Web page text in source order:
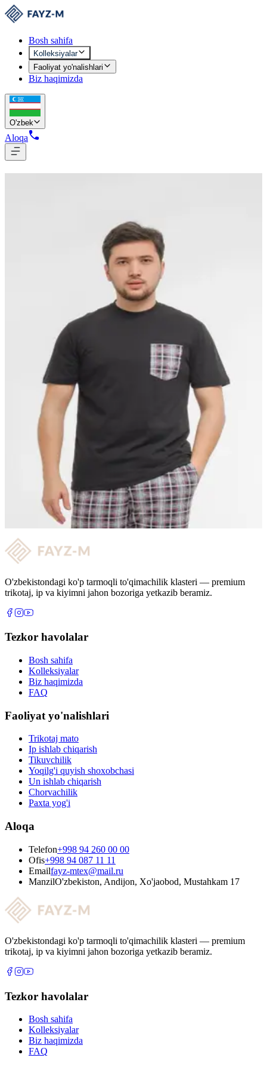
Bosh sahifa
Kolleksiyalar
Faoliyat yo'nalishlari
Biz haqimizda
O'zbek
Aloqa
O'zbekistondagi ko'p tarmoqli to'qimachilik klasteri — premium
trikotaj, ip va kiyimni jahon bozoriga yetkazib beramiz.
Tezkor havolalar
Bosh sahifa
Kolleksiyalar
Biz haqimizda
FAQ
Faoliyat yo'nalishlari
Trikotaj mato
Ip ishlab chiqarish
Tikuvchilik
Yoqilg'i quyish shoxobchasi
Un ishlab chiqarish
Chorvachilik
Paxta yog'i
Aloqa
Telefon+998 94 260 00 00
Ofis+998 94 087 11 11
Emailfayz-mtex@mail.ru
ManzilO'zbekiston, Andijon, Xo'jaobod, Mustahkam 17
O'zbekistondagi ko'p tarmoqli to'qimachilik klasteri — premium
trikotaj, ip va kiyimni jahon bozoriga yetkazib beramiz.
Tezkor havolalar
Bosh sahifa
Kolleksiyalar
Biz haqimizda
FAQ